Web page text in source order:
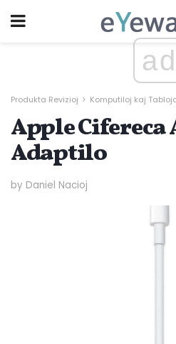
ad
Produkta Revizioj Komputiloj kaj
Apple
Adaptilo
by Daniel Nacioj